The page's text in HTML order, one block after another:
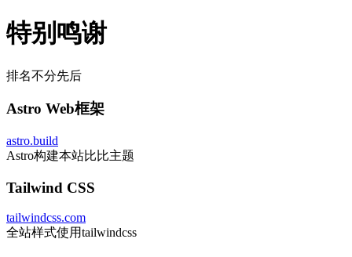
特别鸣谢
排名不分先后
Astro Web框架
astro.build
Astro构建本站比比主题
Tailwind CSS
tailwindcss.com
全站样式使用tailwindcss